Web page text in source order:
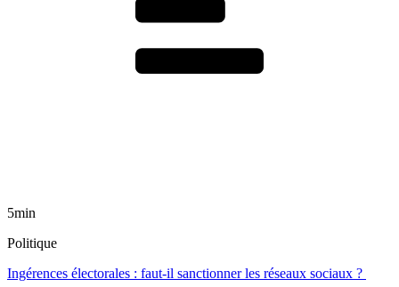
5min
Politique
Ingérences électorales : faut-il sanctionner les réseaux sociaux ?